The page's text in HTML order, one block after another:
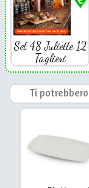
Set 48 Juliette 12
Taglieri
Ti